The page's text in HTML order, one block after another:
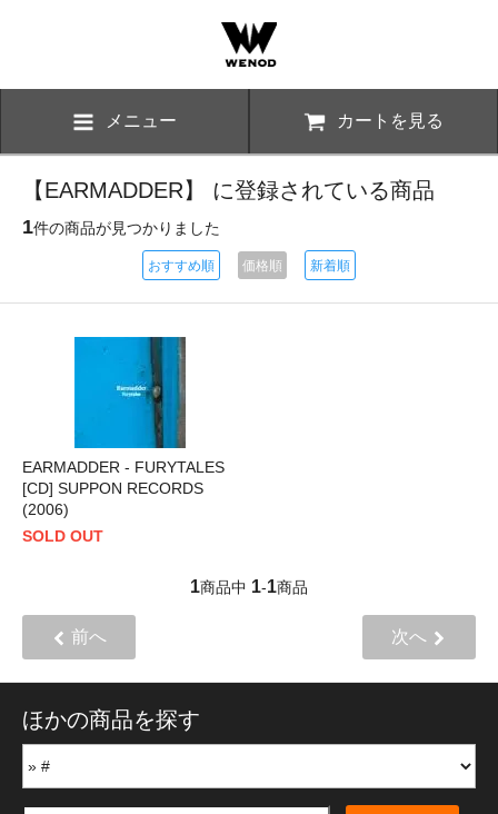
メニュー カートを見る
【EARMADDER】 に登録されている商品
1件の商品が見つかりました
おすすめ順 価格順 新着順
EARMADDER - FURYTALES
[CD] SUPPON RECORDS
(2006)
SOLD OUT
1商品中 1-1商品
前へ 次へ
ほかの商品を探す